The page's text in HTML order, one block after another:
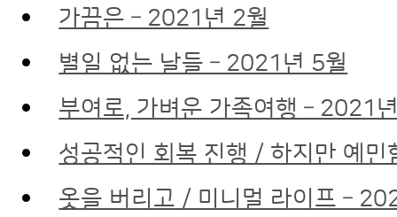
가끔은 – 2021년 2월
별일 없는 날들 – 2021년 5월
부여로, 가벼운 가족여행 – 2021
성공적인 회복 진행 / 하지만 예
옷을 버리고 / 미니멀 라이프 –